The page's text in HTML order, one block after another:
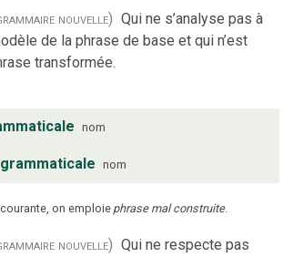
nouvelle) Qui ne s’analyse pas à
de la phrase de base et qui n’est
transformée.
nom
nom
on emploie phrase mal construite.
nouvelle) Qui ne respecte pas